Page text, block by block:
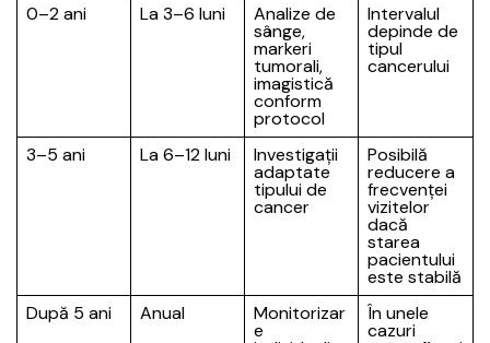
0–2 ani La 3–6 luni Analize de
sânge,
markeri
tumorali,
imagistică
conform
protocol
Intervalul
depinde de
tipul
cancerului
3–5 ani La 6–12 luni Investigații
adaptate
tipului de
cancer
Posibilă
reducere a
frecvenței
vizitelor
dacă
starea
pacientului
este stabilă
După 5 ani
Anual Monitorizar
e
În unele
cazuri